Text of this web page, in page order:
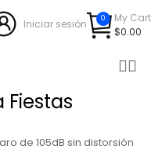
Iniciar sesión 0
My Cart
$0.00
de 105dB sin distorsión